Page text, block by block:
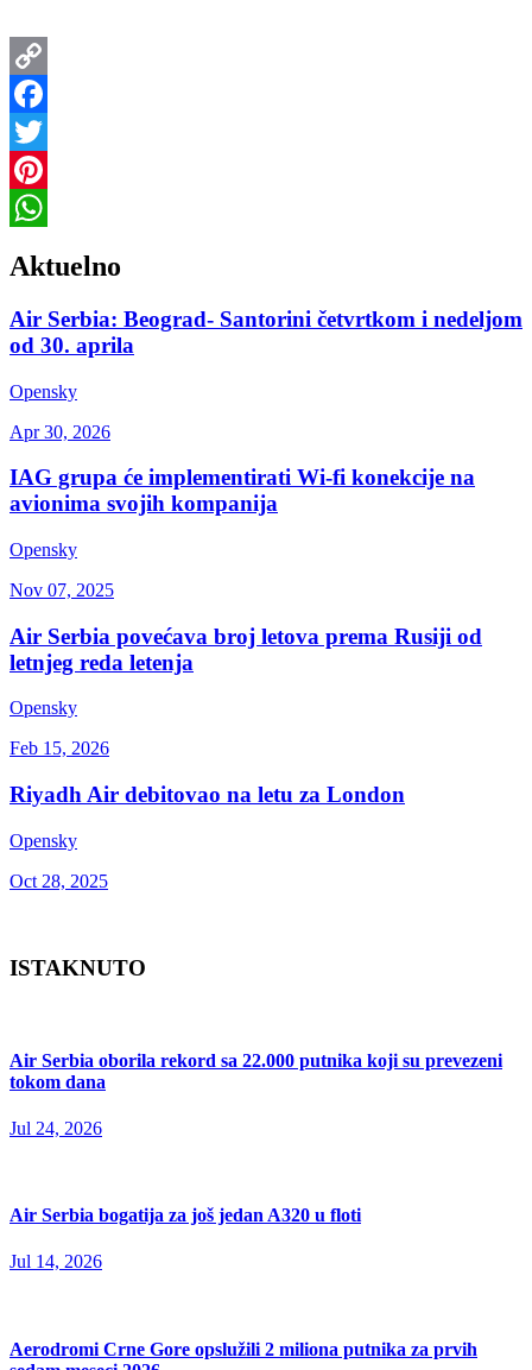
Copy
Link
Facebook
Twitter
Pinterest
Aktuelno
Air Serbia: Beograd- Santorini četvrtkom i nedeljom
od 30. aprila
Opensky
Apr 30, 2026
IAG grupa će implementirati Wi-fi konekcije na
avionima svojih kompanija
Opensky
Nov 07, 2025
Air Serbia povećava broj letova prema Rusiji od
letnjeg reda letenja
Opensky
Feb 15, 2026
Riyadh Air debitovao na letu za London
Opensky
Oct 28, 2025
ISTAKNUTO
Air Serbia oborila rekord sa 22.000 putnika koji su prevezeni
tokom dana
Jul 24, 2026
Air Serbia bogatija za još jedan A320 u floti
Jul 14, 2026
Aerodromi Crne Gore opslužili 2 miliona putnika za prvih